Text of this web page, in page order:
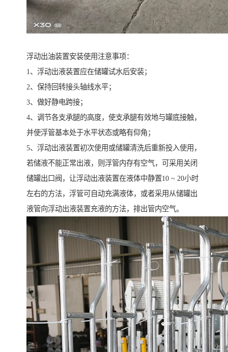
浮动出油装置安装使用注意事项：
1、浮动出液装置应在储罐试水后安装；
2、保持回转接头轴线水平；
3、做好静电跨接；
4、调节各支承腿的高度，使支承腿有效地与罐底接触，
并使浮管基本处于水平状态或略有仰角；
5、浮动出液装置初次使用或储罐清洗后重新投入使用，
若储液不能正常出液，则浮管内存有空气，可采用关闭
储罐出口阀，让浮动出液装置在液体中静置10 ~ 20小时
左右的方法，浮管可自动充满液体，或者采用从储罐出
液管向浮动出液装置充液的方法，排出管内空气。